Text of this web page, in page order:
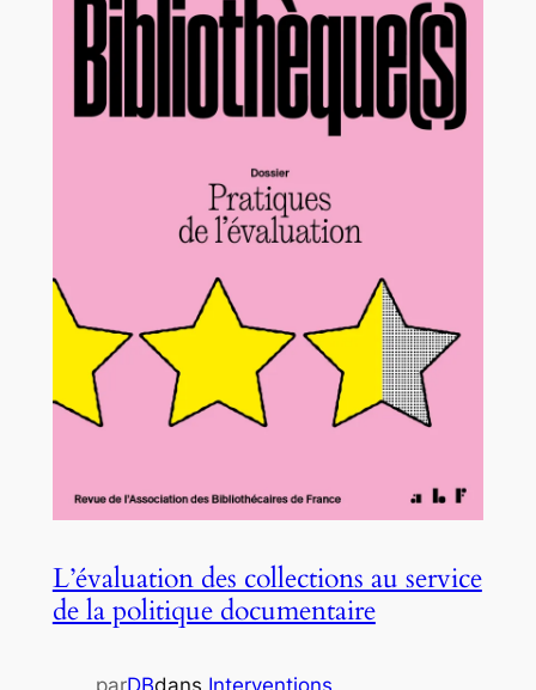
L’évaluation des collections au service
de la politique documentaire
parDBdans Interventions